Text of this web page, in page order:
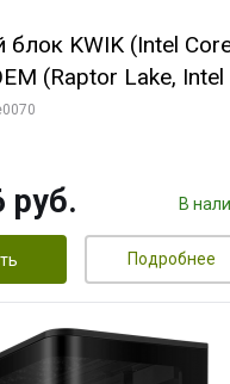
блок KWIK (Intel
(Raptor Lake, Intel
64 ГБ ОЗУ (2
960 ГБ SSD)
руб. В
Подробнее